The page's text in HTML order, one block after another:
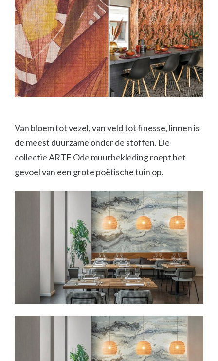
Van bloem tot vezel, van veld tot finesse, linnen is
de meest duurzame onder de stoffen. De
collectie ARTE Ode muurbekleding roept het
gevoel van een grote poëtische tuin op.